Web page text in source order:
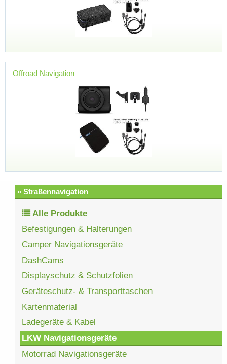
Offroad Navigation
» Straßennavigation
Alle Produkte
Befestigungen & Halterungen
Camper Navigationsgeräte
DashCams
Displayschutz & Schutzfolien
Geräteschutz- & Transporttaschen
Kartenmaterial
Ladegeräte & Kabel
LKW Navigationsgeräte
Motorrad Navigationsgeräte